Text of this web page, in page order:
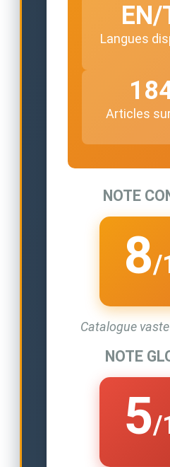
EN/
Langues
Articles
NOTE
8/
Catalogue
NOTE
5/